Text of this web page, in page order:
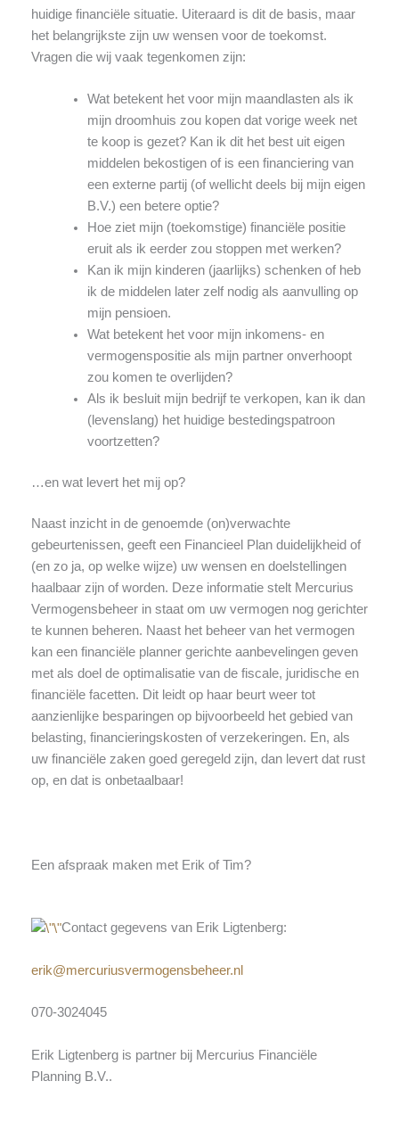
huidige financiële situatie. Uiteraard is dit de basis, maar
het belangrijkste zijn uw wensen voor de toekomst.
Vragen die wij vaak tegenkomen zijn:
Wat betekent het voor mijn maandlasten als ik
mijn droomhuis zou kopen dat vorige week net
te koop is gezet? Kan ik dit het best uit eigen
middelen bekostigen of is een financiering van
een externe partij (of wellicht deels bij mijn eigen
B.V.) een betere optie?
Hoe ziet mijn (toekomstige) financiële positie
eruit als ik eerder zou stoppen met werken?
Kan ik mijn kinderen (jaarlijks) schenken of heb
ik de middelen later zelf nodig als aanvulling op
mijn pensioen.
Wat betekent het voor mijn inkomens- en
vermogenspositie als mijn partner onverhoopt
zou komen te overlijden?
Als ik besluit mijn bedrijf te verkopen, kan ik dan
(levenslang) het huidige bestedingspatroon
voortzetten?
…en wat levert het mij op?
Naast inzicht in de genoemde (on)verwachte
gebeurtenissen, geeft een Financieel Plan duidelijkheid of
(en zo ja, op welke wijze) uw wensen en doelstellingen
haalbaar zijn of worden. Deze informatie stelt Mercurius
Vermogensbeheer in staat om uw vermogen nog gerichter
te kunnen beheren. Naast het beheer van het vermogen
kan een financiële planner gerichte aanbevelingen geven
met als doel de optimalisatie van de fiscale, juridische en
financiële facetten. Dit leidt op haar beurt weer tot
aanzienlijke besparingen op bijvoorbeeld het gebied van
belasting, financieringskosten of verzekeringen. En, als
uw financiële zaken goed geregeld zijn, dan levert dat rust
op, en dat is onbetaalbaar!
Een afspraak maken met Erik of Tim?
Contact gegevens van Erik Ligtenberg:
erik@mercuriusvermogensbeheer.nl
070-3024045
Erik Ligtenberg is partner bij Mercurius Financiële
Planning B.V..